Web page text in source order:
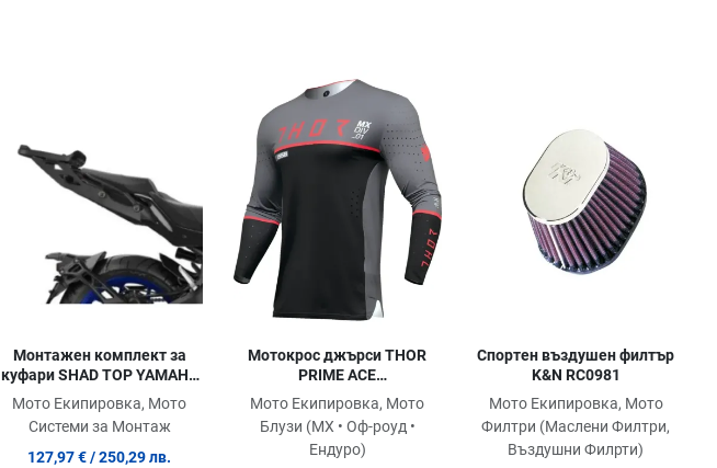
Добави в любими
Сравни продукт
Quick View
Монтажен комплект за
куфари SHAD TOP YAMAHA
NIKEN 900 '18
Мото Екипировка, Мото
Системи за Монтаж
127,97 €/ 250,29 лв.
Сравни продукт
Мотокрос джърси THOR
PRIME ACE
BLACK/CHARCOAL
Мото Екипировка, Мото
Блузи (MX • Оф-роуд •
Ендуро)
Спортен въздушен филтър
K&N RC0981
Мото Екипировка, Мото
Филтри (Маслени Филтри,
Въздушни Филрти)